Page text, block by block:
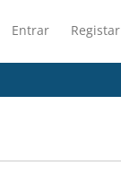
Entrar Registar